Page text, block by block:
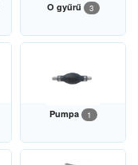
O gyűrű 3
Pumpa 1